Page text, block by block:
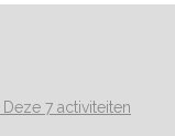
7 activiteiten